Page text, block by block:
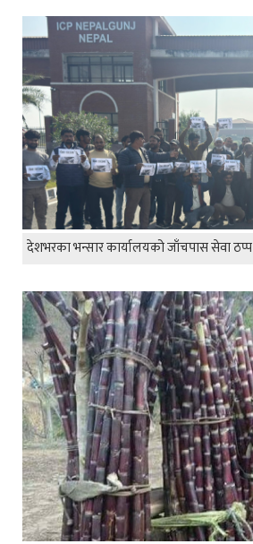
देशभरका भन्सार कार्यालयको जाँचपास सेवा ठप्प